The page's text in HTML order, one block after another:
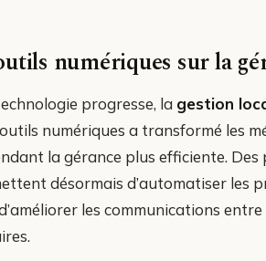
numériques sur la
progresse, la gestion
numériques a transformé les
la gérance plus efficiente. Des
désormais d’automatiser les
les communications